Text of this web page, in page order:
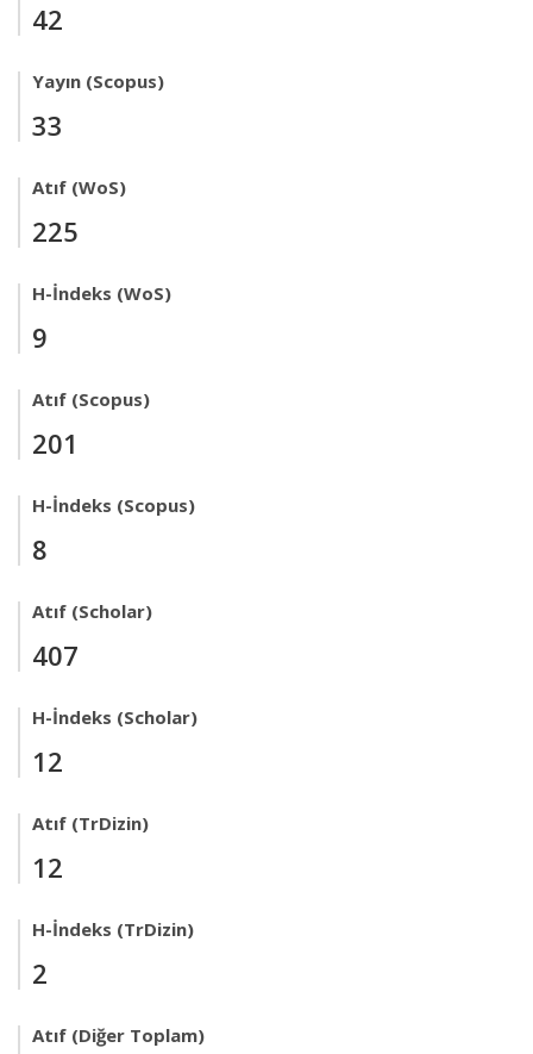
42
Yayın (Scopus)
33
Atıf (WoS)
225
H-İndeks (WoS)
9
Atıf (Scopus)
201
H-İndeks (Scopus)
8
Atıf (Scholar)
407
H-İndeks (Scholar)
12
Atıf (TrDizin)
12
H-İndeks (TrDizin)
2
Atıf (Diğer Toplam)